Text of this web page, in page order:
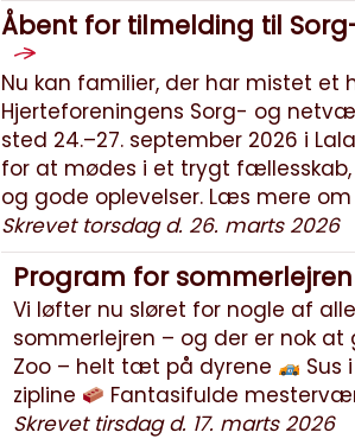
Åbent for tilmelding til
Nu kan familier, der har mistet et
Hjerteforeningens Sorg- og
sted 24.–27. september 2026 i
for at mødes i et trygt
og gode oplevelser. Læs mere
Skrevet torsdag d. 26. marts 2026
Program for
Vi løfter nu sløret for nogle af
sommerlejren – og der er nok
Zoo – helt tæt på dyrene
Sus
zipline
Fantasifulde
Skrevet tirsdag d. 17. marts 2026